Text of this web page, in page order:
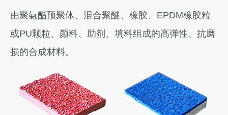
由聚氨酯预聚体、混合聚醚、橡胶、EPDM橡胶粒
或PU颗粒、颜料、助剂、填料组成的高弹性、抗磨
损的合成材料。